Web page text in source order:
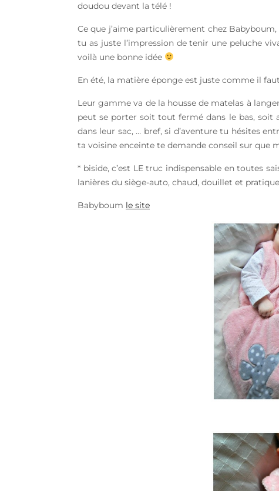
doudou devant la télé !
Ce que j’aime particulièrement chez
tu as juste l’impression de tenir une peluche
voilà une bonne idée
En été, la matière éponge est juste comme il
Leur gamme va de la housse de matelas à
peut se porter soit tout fermé dans le bas, soit
dans leur sac, … bref, si d’aventure tu hésites
ta voisine enceinte te demande conseil sur que
* biside, c’est LE truc indispensable en toutes
lanières du siège-auto, chaud, douillet et
Babyboum le site